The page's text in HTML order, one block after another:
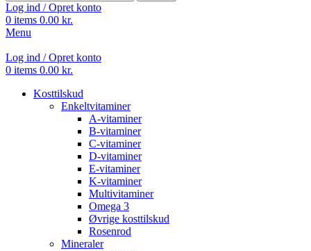
Log ind / Opret konto
0 items 0.00 kr.
Menu
Log ind / Opret konto
0 items 0.00 kr.
Kosttilskud
Enkeltvitaminer
A-vitaminer
B-vitaminer
C-vitaminer
D-vitaminer
E-vitaminer
K-vitaminer
Multivitaminer
Omega 3
Øvrige kosttilskud
Rosenrod
Mineraler